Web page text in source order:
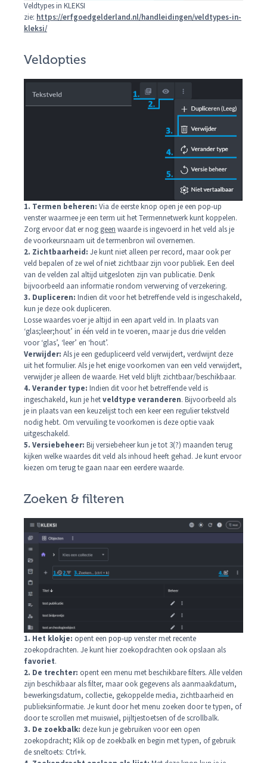
Veldtypes in KLEKSI
zie: https://erfgoedgelderland.nl/handleidingen/veldtypes-in-
kleksi/
Veldopties
1. Termen beheren: Via de eerste knop open je een pop-up
venster waarmee je een term uit het Termennetwerk kunt koppelen.
Zorg ervoor dat er nog geen waarde is ingevoerd in het veld als je
de voorkeursnaam uit de termenbron wil overnemen.
2. Zichtbaarheid: Je kunt niet alleen per record, maar ook per
veld bepalen of ze wel of niet zichtbaar zijn voor publiek. Een deel
van de velden zal altijd uitgesloten zijn van publicatie. Denk
bijvoorbeeld aan informatie rondom verwerving of verzekering.
3. Dupliceren: Indien dit voor het betreffende veld is ingeschakeld,
kun je deze ook dupliceren.
Losse waardes voer je altijd in een apart veld in. In plaats van
‘glas;leer;hout’ in één veld in te voeren, maar je dus drie velden
voor ‘glas’, ‘leer’ en ‘hout’.
Verwijder: Als je een gedupliceerd veld verwijdert, verdwijnt deze
uit het formulier. Als je het enige voorkomen van een veld verwijdert,
verwijder je alleen de waarde. Het veld blijft zichtbaar/beschikbaar.
4. Verander type: Indien dit voor het betreffende veld is
ingeschakeld, kun je hetveldtype veranderen. Bijvoorbeeld als
je in plaats van een keuzelijst toch een keer een regulier tekstveld
nodig hebt. Om vervuiling te voorkomen is deze optie vaak
uitgeschakeld.
5. Versiebeheer: Bij versiebeheer kun je tot 3(?) maanden terug
kijken welke waardes dit veld als inhoud heeft gehad. Je kunt ervoor
kiezen om terug te gaan naar een eerdere waarde.
Zoeken & filteren
1. Het klokje: opent een pop-up venster met recente
zoekopdrachten. Je kunt hier zoekopdrachten ook opslaan als
favoriet.
2. De trechter: opent een menu met beschikbare filters. Alle velden
zijn beschikbaar als filter, maar ook gegevens als aanmaakdatum,
bewerkingsdatum, collectie, gekoppelde media, zichtbaarheid en
publieksinformatie. Je kunt door het menu zoeken door te typen, of
door te scrollen met muiswiel, pijltjestoetsen of de scrollbalk.
3. De zoekbalk: deze kun je gebruiken voor een open
zoekopdracht; Klik op de zoekbalk en begin met typen, of gebruik
de sneltoets: Ctrl+k.